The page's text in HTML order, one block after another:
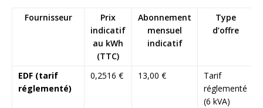
Fournisseur
Prix
indicatif
au kWh
(TTC)
Abonnement
mensuel
indicatif
Type
d’offre
EDF (tarif
réglementé)
0,2516 € 13,00 €
Tarif
réglementé
(6 kVA)